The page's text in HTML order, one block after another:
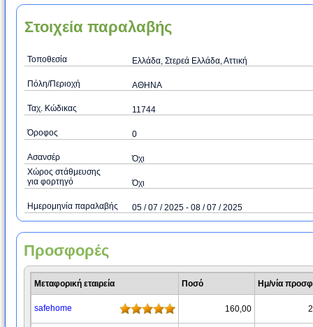
Στοιχεία παραλαβής
Τοποθεσία Ελλάδα, Στερεά Ελλάδα, Αττική
Πόλη/Περιοχή ΑΘΗΝΑ
Ταχ. Κώδικας 11744
Όροφος 0
Ασανσέρ
Όχι
Χώρος στάθμευσης
για φορτηγό
Όχι
Ημερομηνία παραλαβής 05 / 07 / 2025 - 08 / 07 / 2025
Προσφορές
Μεταφορική εταιρεία Ποσό Ημ/νία
safehome 160,00